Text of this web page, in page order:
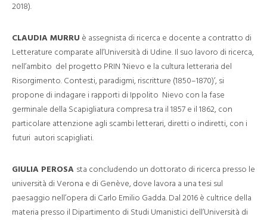
2018).
CLAUDIA MURRU è assegnista di ricerca e docente a contratto di
Letterature comparate all’Università di Udine. Il suo lavoro di ricerca,
nell’ambito del progetto PRIN ‘Nievo e la cultura letteraria del
Risorgimento. Contesti, paradigmi, riscritture (1850–1870)’, si
propone di indagare i rapporti di Ippolito Nievo con la fase
germinale della Scapigliatura compresa tra il 1857 e il 1862, con
particolare attenzione agli scambi letterari, diretti o indiretti, con i
futuri autori scapigliati.
GIULIA PEROSA sta concludendo un dottorato di ricerca presso le
università di Verona e di Genève, dove lavora a una tesi sul
paesaggio nell’opera di Carlo Emilio Gadda. Dal 2016 è cultrice della
materia presso il Dipartimento di Studi Umanistici dell’Università di